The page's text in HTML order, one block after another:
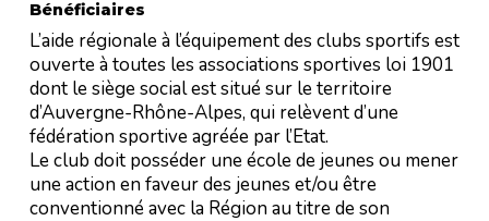
Bénéficiaires
L’aide régionale à l’équipement des clubs sportifs est
ouverte à toutes les associations sportives loi 1901
dont le siège social est situé sur le territoire
d’Auvergne-Rhône-Alpes, qui relèvent d’une
fédération sportive agréée par l’Etat.
Le club doit posséder une école de jeunes ou mener
une action en faveur des jeunes et/ou être
conventionné avec la Région au titre de son